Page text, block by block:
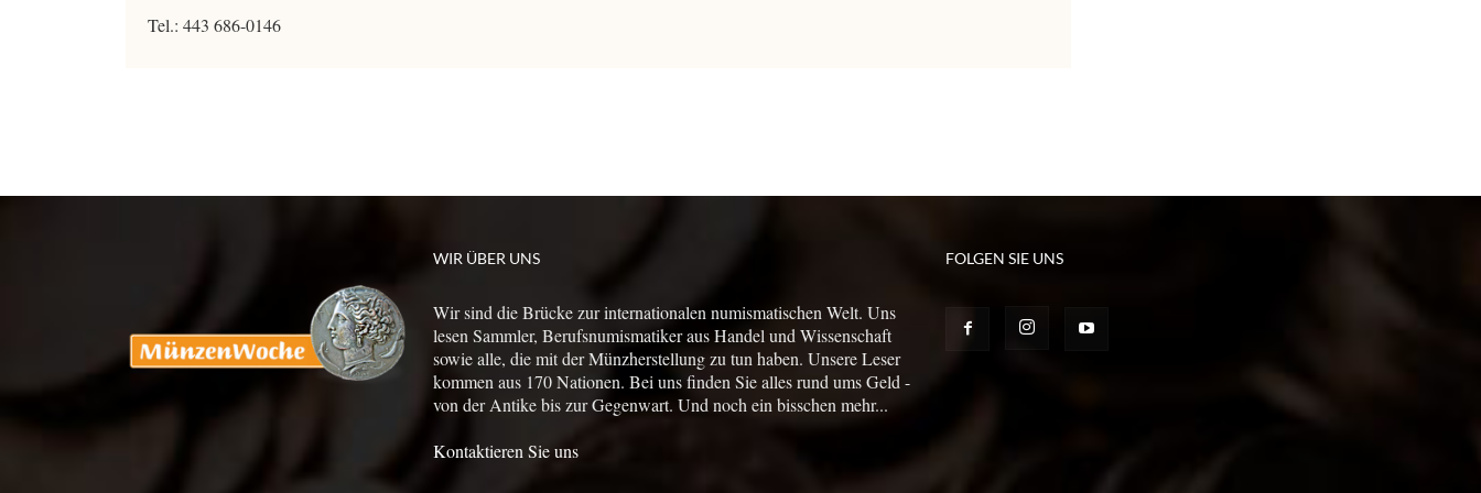
Tel.: 443 686-0146
WIR ÜBER UNS
Wir sind die Brücke zur internationalen numismatischen Welt. Uns
lesen Sammler, Berufsnumismatiker aus Handel und Wissenschaft
sowie alle, die mit der Münzherstellung zu tun haben. Unsere Leser
kommen aus 170 Nationen. Bei uns finden Sie alles rund ums Geld -
von der Antike bis zur Gegenwart. Und noch ein bisschen mehr...
Kontaktieren Sie uns
FOLGEN SIE UNS